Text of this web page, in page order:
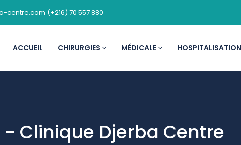
centre.com (+216) 70 557 880
ACCUEIL CHIRURGIES MÉDICALE HOSPITALISATION
Clinique Djerba Centre